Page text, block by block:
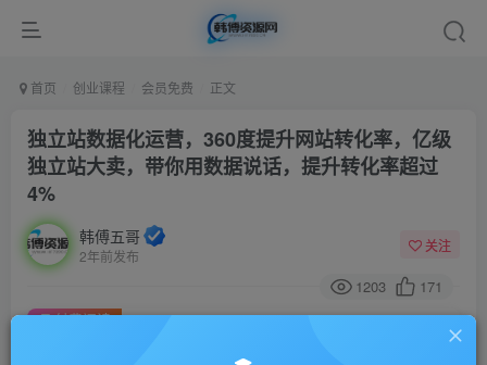
首页 创业课程 会员免费 正文
独立站数据化运营，360度提升网站转化率，亿级
独立站大卖，带你用数据说话，提升转化率超过
4%
韩傅五哥
2年前发布
关注
1203 171
付费阅读